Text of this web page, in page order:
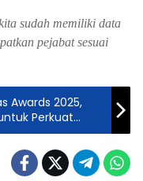
sudah memiliki data
pejabat sesuai
Awards 2025,
Perkuat